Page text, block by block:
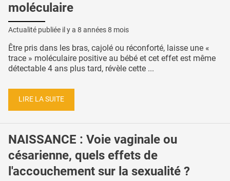
moléculaire
Actualité publiée il y a 8 années 8 mois
Être pris dans les bras, cajolé ou réconforté, laisse une «
trace » moléculaire positive au bébé et cet effet est même
détectable 4 ans plus tard, révèle cette ...
LIRE LA SUITE
NAISSANCE : Voie vaginale ou
césarienne, quels effets de
l'accouchement sur la sexualité ?